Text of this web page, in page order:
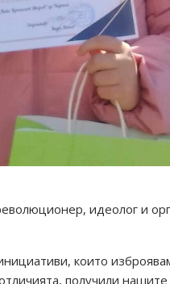
идеолог и
които
получили